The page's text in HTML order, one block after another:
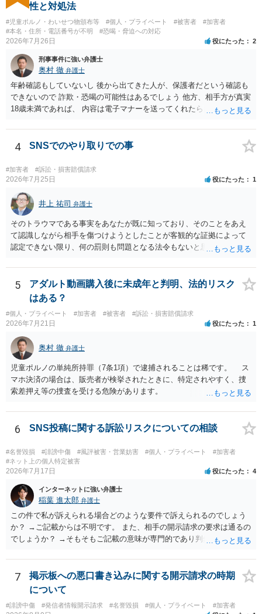
性と対処法
#児童ポルノ・わいせつ物頒布等 #個人・プライベート #被害者
#加害者
#本名・住所・電話番号が不明
#恐喝・脅迫への対応
2026年7月26日 役にたった 2
刑事事件に強い弁護士
奥村 徹 弁護士
年齢確認もしていないし 後から出てきた人が、保護者だという確認も
できないので 詐欺・恐喝の可能性はあるでしょう 他方、相手方が真実
18歳未満であれば、 内容は電子マナーを送ってくれたら自慰行為など
画の尺は10分ほど、服を着たままで胸を触って欲しい、などの要望を
して、要求された金額(1000円程度)の電子マネーを送信してしまいま
した。 そこから、撮影するまで暇なので顔の雰囲気の写真を交換して
欲しい、住んでいる都道府県と区を教えてと言われたので教えたりと
言ったやり取りをしていました。 というやりとりは、青少年条例違反
（わいせつ行為）の疑いがあります。18歳未満と知らなくても処罰可
能です。
4 SNSでのやり取りでの事
#加害者 #訴訟・損害賠償請求
2026年7月25日 役にたった 1
井上 祐司 弁護士
そのトラウマである事実をあなたが既に知っており、そのことをあえ
て認識しながら相手を傷つけようとしたことが客観的な証拠によって
認定できない限り、何の罰則も問題となる法令もないと思われます。
5
アダルト動画購入後に未成年と判明、法的リスク
はある？
#個人・プライベート #加害者 #被害者 #訴訟・損害賠償請求
2026年7月21日 役にたった 1
奥村 徹 弁護士
児童ポルノの単純所持罪（7条1項）で逮捕されることは稀です。 ス
マホ決済の場合は、販売者が検挙されたときに、特定されやすく、捜
索差押え等の捜査を受ける危険があります。
6 SNS投稿に関する訴訟リスクについての相談
#名誉毀損 #誹謗中傷 #風評被害・営業妨害 #個人・プライベート
#加害者
#ネット上の個人特定被害
2026年7月17日 役にたった 4
インターネットに強い弁護士
稲葉 進太郎 弁護士
この件で私が訴えられる場合どのような要件で訴えられるのでしょう
か？ →ご記載からは不明です。 また、相手の開示請求の要求は通るの
でしょうか？ →そもそもご記載の意味が専門的であり判然としないも
らご相談になることをお勧めいたします。
7
掲示板への悪口書き込みに関する開示請求の時期
について
#誹謗中傷 #発信者情報開示請求 #名誉毀損 #個人・プライベート #加害者